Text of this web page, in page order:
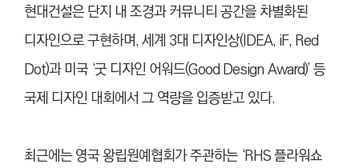
현대건설은 단지 내 조경과 커뮤니티 공간을 차별화된
디자인으로 구현하며, 세계 3대 디자인상(IDEA, iF, Red
Dot)과 미국 ‘굿 디자인 어워드(Good Design Award)’ 등
국제 디자인 대회에서 그 역량을 입증받고 있다.
최근에는 영국 왕립원예협회가 주관하는 ‘RHS 플라워쇼